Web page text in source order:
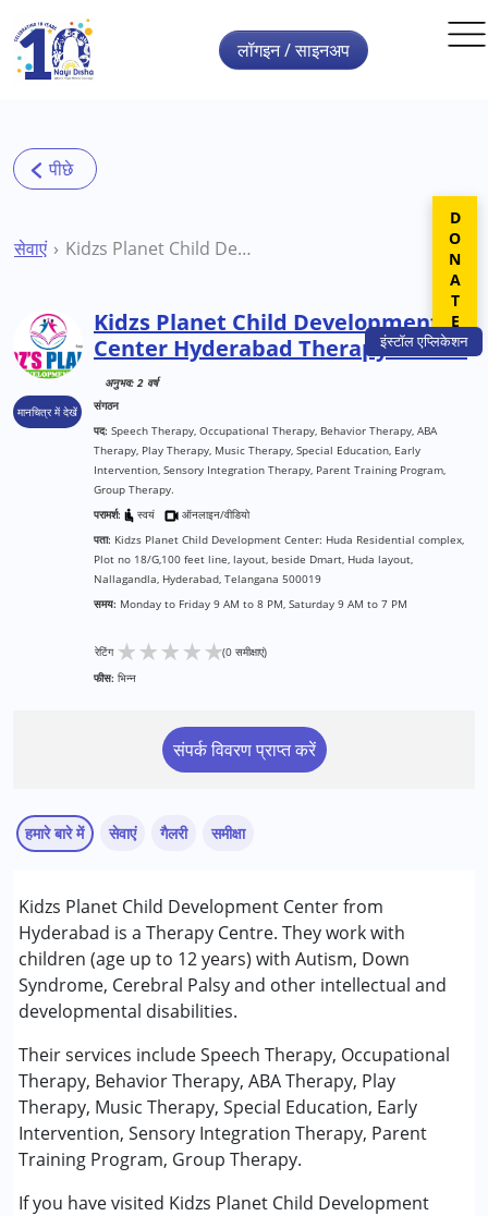
Skip to main content
इंस्टॉलएप्लिकेशन
लॉगइन / साइनअप
सेवाएं Kidzs Planet Child Development Center Hyderabad Therapy Centre
मानचित्र में देखें
Kidzs Planet Child Development
Center Hyderabad Therapy Centre
अनुभव: 2 वर्ष
संगठन
पद: Speech Therapy, Occupational Therapy, Behavior Therapy, ABA
Therapy, Play Therapy, Music Therapy, Special Education, Early
Intervention, Sensory Integration Therapy, Parent Training Program,
Group Therapy.
परामर्श:
स्वयं
ऑनलाइन/वीडियो
पता: Kidzs Planet Child Development Center: Huda Residential complex,
Plot no 18/G,100 feet line, layout, beside Dmart, Huda layout,
Nallagandla, Hyderabad, Telangana 500019
समय: Monday to Friday 9 AM to 8 PM, Saturday 9 AM to 7 PM
रेटिंग ★★★★★(0 समीक्षाएं)
फीस: भिन्न
संपर्क विवरण प्राप्त करें
हमारे बारे में
Kidzs Planet Child Development Center from
Hyderabad is a Therapy Centre. They work with
children (age up to 12 years) with Autism, Down
Syndrome, Cerebral Palsy and other intellectual and
developmental disabilities.
Their services include Speech Therapy, Occupational
Therapy, Behavior Therapy, ABA Therapy, Play
Therapy, Music Therapy, Special Education, Early
Intervention, Sensory Integration Therapy, Parent
Training Program, Group Therapy.
If you have visited Kidzs Planet Child Development
सेवाएं
एबीए थेरेपी
बिहेवियर थेरेपी
अर्ली इंटरवेंशन
संगीतीय उपचार
ऑक्यूपेशनल थेरेपी
प्ले थेरेपी
सेंसरी इंटीग्रेशन
स्पेशल एजुकेशन
स्पीच थेरेपी
निम्नलिखित विकलांगता संबंधित सेवाएं उपलब्ध :
अटेंशन डेफिसिट (हाइपरएक्टिविटी) डिसऑर्डर (एडीडी/एडीएचडी)
गैलरी समीक्षा
DONATE